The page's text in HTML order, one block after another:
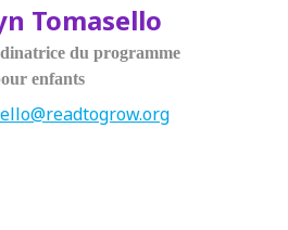
Tomasello
du programme
enfants